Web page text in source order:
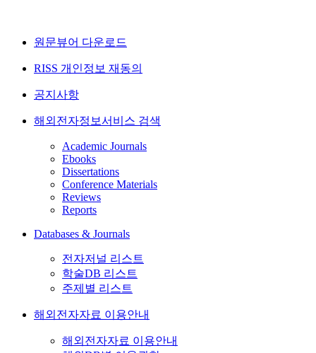
원문뷰어 다운로드
RISS 개인정보 재동의
공지사항
해외전자정보서비스 검색
Academic Journals
Ebooks
Dissertations
Conference Materials
Reviews
Reports
Databases & Journals
전자저널 리스트
학술DB 리스트
주제별 리스트
해외전자자료 이용안내
해외전자자료 이용안내